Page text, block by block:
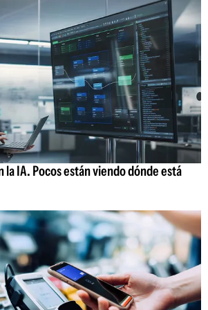
la IA. Pocos están viendo dónde está